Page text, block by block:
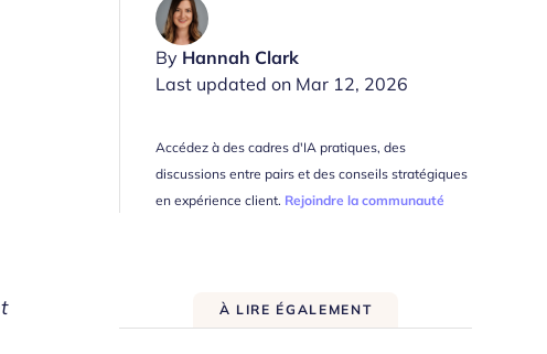
By Hannah Clark
Last updated on Mar 12, 2026
Accédez à des cadres d'IA pratiques, des
discussions entre pairs et des conseils stratégiques
en expérience client. Rejoindre la communauté
À LIRE ÉGALEMENT